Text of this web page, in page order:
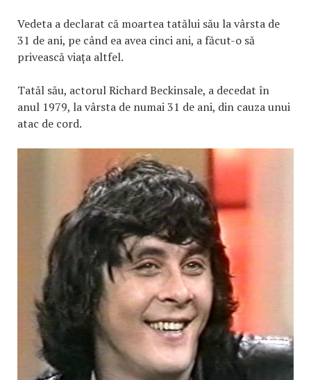
Vedeta a declarat că moartea tatălui său la vârsta de
31 de ani, pe când ea avea cinci ani, a făcut-o să
privească viața altfel.
Tatăl său, actorul Richard Beckinsale, a decedat în
anul 1979, la vârsta de numai 31 de ani, din cauza unui
atac de cord.